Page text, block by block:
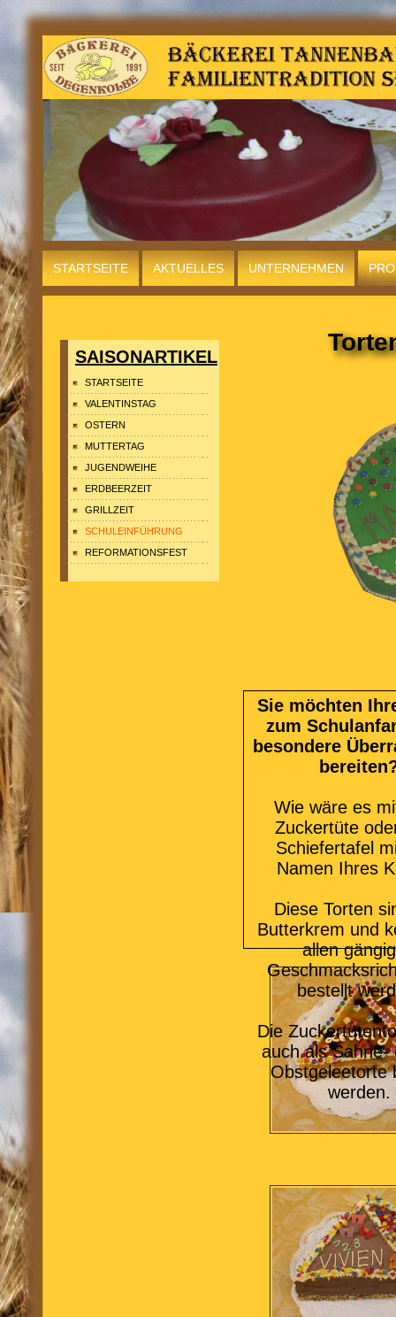
STARTSEITE AKTUELLES UNTERNEHMEN
SAISONARTIKEL
STARTSEITE
VALENTINSTAG
OSTERN
MUTTERTAG
JUGENDWEIHE
ERDBEERZEIT
GRILLZEIT
SCHULEINFÜHRUNG
REFORMATIONSFEST
Sie möchten
zum
besondere
Wie wäre es
Zuckertüte
Schiefertafel
Namen Ihres
Diese Torten
Butterkrem und
allen
bestellt
Die
auch als Sahne-
Obstgeleetorte
werden.